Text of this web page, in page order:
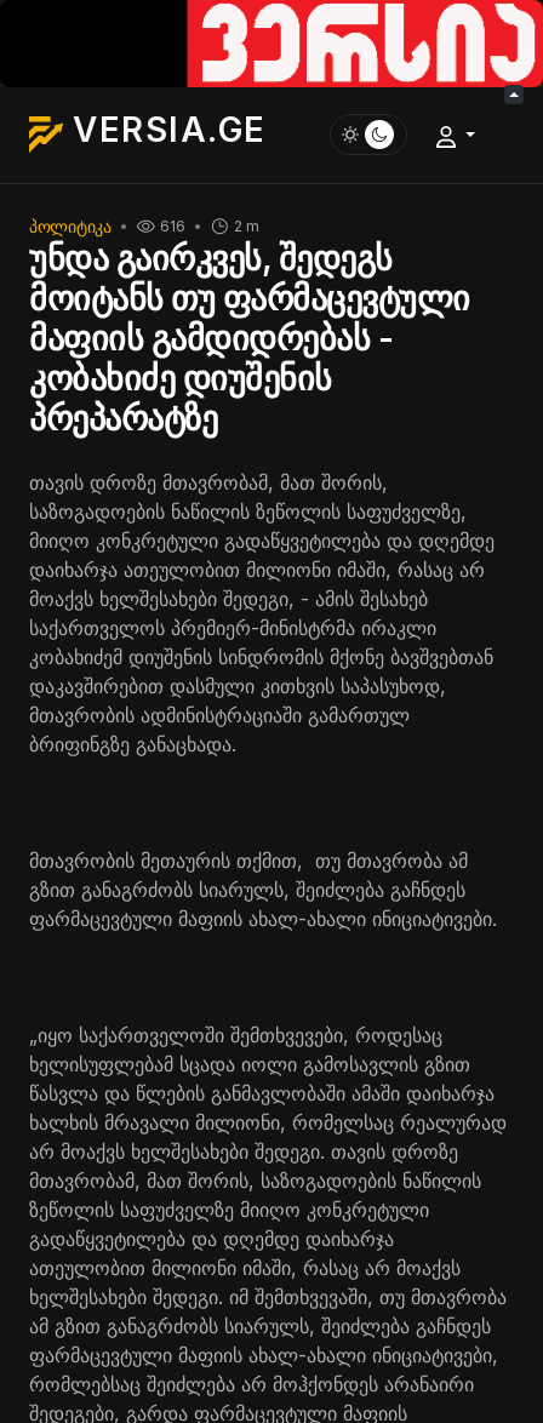
VERSIA.GE
ᲞᲝᲚᲘᲢᲘᲙᲐ 2 m
616
უნდა გაირკვეს, შედეგს
მოიტანს თუ ფარმაცევტული
მაფიის გამდიდრებას -
კობახიძე დიუშენის
პრეპარატზე
თავის დროზე მთავრობამ, მათ შორის,
საზოგადოების ნაწილის ზეწოლის საფუძველზე,
მიიღო კონკრეტული გადაწყვეტილება და დღემდე
დაიხარჯა ათეულობით მილიონი იმაში, რასაც არ
მოაქვს ხელშესახები შედეგი, - ამის შესახებ
საქართველოს პრემიერ-მინისტრმა ირაკლი
კობახიძემ დიუშენის სინდრომის მქონე ბავშვებთან
დაკავშირებით დასმული კითხვის საპასუხოდ,
მთავრობის ადმინისტრაციაში გამართულ
ბრიფინგზე განაცხადა.
მთავრობის მეთაურის თქმით, თუ მთავრობა ამ
გზით განაგრძობს სიარულს, შეიძლება გაჩნდეს
ფარმაცევტული მაფიის ახალ-ახალი ინიციატივები.
„იყო საქართველოში შემთხვევები, როდესაც
ხელისუფლებამ სცადა იოლი გამოსავლის გზით
წასვლა და წლების განმავლობაში ამაში დაიხარჯა
ხალხის მრავალი მილიონი, რომელსაც რეალურად
არ მოაქვს ხელშესახები შედეგი. თავის დროზე
მთავრობამ, მათ შორის, საზოგადოების ნაწილის
ზეწოლის საფუძველზე მიიღო კონკრეტული
გადაწყვეტილება და დღემდე დაიხარჯა
ათეულობით მილიონი იმაში, რასაც არ მოაქვს
ხელშესახები შედეგი. იმ შემთხვევაში, თუ მთავრობა
ამ გზით განაგრძობს სიარულს, შეიძლება გაჩნდეს
ფარმაცევტული მაფიის ახალ-ახალი ინიციატივები,
რომლებსაც შეიძლება არ მოჰქონდეს არანაირი
შედეგები, გარდა ფარმაცევტული მაფიის